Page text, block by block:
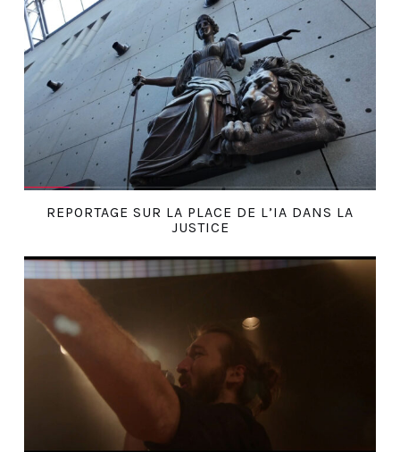
REPORTAGE SUR LA PLACE DE L’IA DANS LA
JUSTICE